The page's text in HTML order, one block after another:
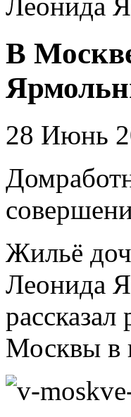
В
28 Июнь
Жильё
Леонида
Москвы в